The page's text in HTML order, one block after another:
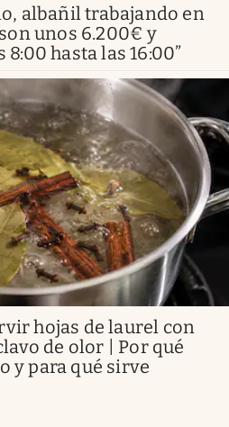
albañil trabajando en
unos 6.200€ y
hasta las 16:00”
hojas de laurel con
de olor | Por qué
y para qué sirve